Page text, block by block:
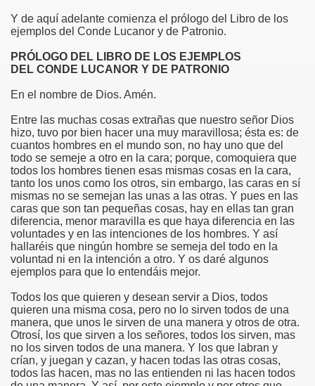
Y de aquí adelante comienza el prólogo del Libro de los
ejemplos del Conde Lucanor y de Patronio.
PRÓLOGO DEL LIBRO DE LOS EJEMPLOS
DEL CONDE LUCANOR Y DE PATRONIO
En el nombre de Dios. Amén.
Entre las muchas cosas extrañas que nuestro señor Dios
hizo, tuvo por bien hacer una muy maravillosa; ésta es: de
cuantos hombres en el mundo son, no hay uno que del
todo se semeje a otro en la cara; porque, comoquiera que
todos los hombres tienen esas mismas cosas en la cara,
tanto los unos como los otros, sin embargo, las caras en sí
mismas no se semejan las unas a las otras. Y pues en las
caras que son tan pequeñas cosas, hay en ellas tan gran
diferencia, menor maravilla es que haya diferencia en las
voluntades y en las intenciones de los hombres. Y así
hallaréis que ningún hombre se semeja del todo en la
voluntad ni en la intención a otro. Y os daré algunos
ejemplos para que lo entendáis mejor.
Todos los que quieren y desean servir a Dios, todos
quieren una misma cosa, pero no lo sirven todos de una
manera, que unos le sirven de una manera y otros de otra.
Otrosí, los que sirven a los señores, todos los sirven, mas
no los sirven todos de una manera. Y los que labran y
crían, y juegan y cazan, y hacen todas las otras cosas,
todos las hacen, mas no las entienden ni las hacen todos